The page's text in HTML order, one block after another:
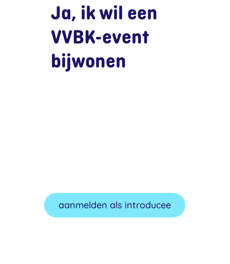
Ja, ik wil een
VVBK-event
bijwonen
aanmelden als introducee